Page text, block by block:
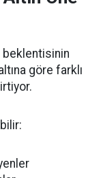
beklentisinin
göre farklı